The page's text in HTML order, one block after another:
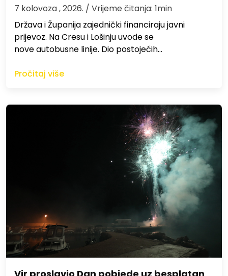
7 kolovoza , 2026. / Vrijeme čitanja: 1min
Država i Županija zajednički financiraju javni
prijevoz. Na Cresu i Lošinju uvode se
nove autobusne linije. Dio postojećih…
Pročitaj više